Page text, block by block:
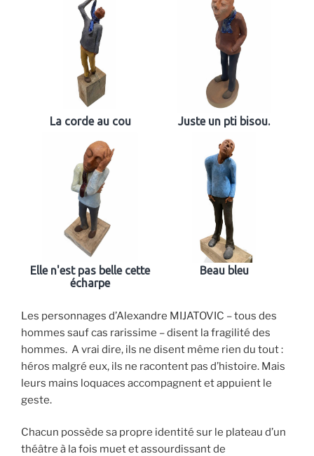
La corde au cou Juste un pti bisou.
Elle n'est pas belle cette
écharpe
Beau bleu
Les personnages d’Alexandre MIJATOVIC – tous des
hommes sauf cas rarissime – disent la fragilité des
hommes. A vrai dire, ils ne disent même rien du tout :
héros malgré eux, ils ne racontent pas d’histoire. Mais
leurs mains loquaces accompagnent et appuient le
geste.
Chacun possède sa propre identité sur le plateau d’un
théâtre à la fois muet et assourdissant de